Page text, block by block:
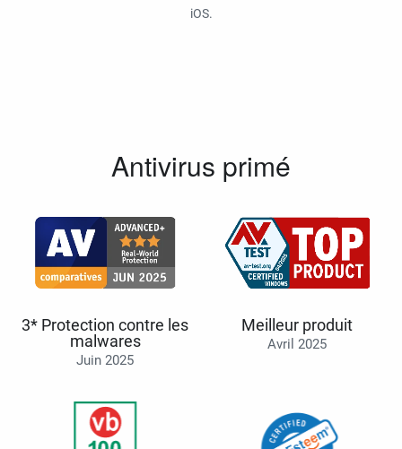
iOS.
Antivirus primé
3* Protection contre les
malwares
Juin 2025
Meilleur produit
Avril 2025